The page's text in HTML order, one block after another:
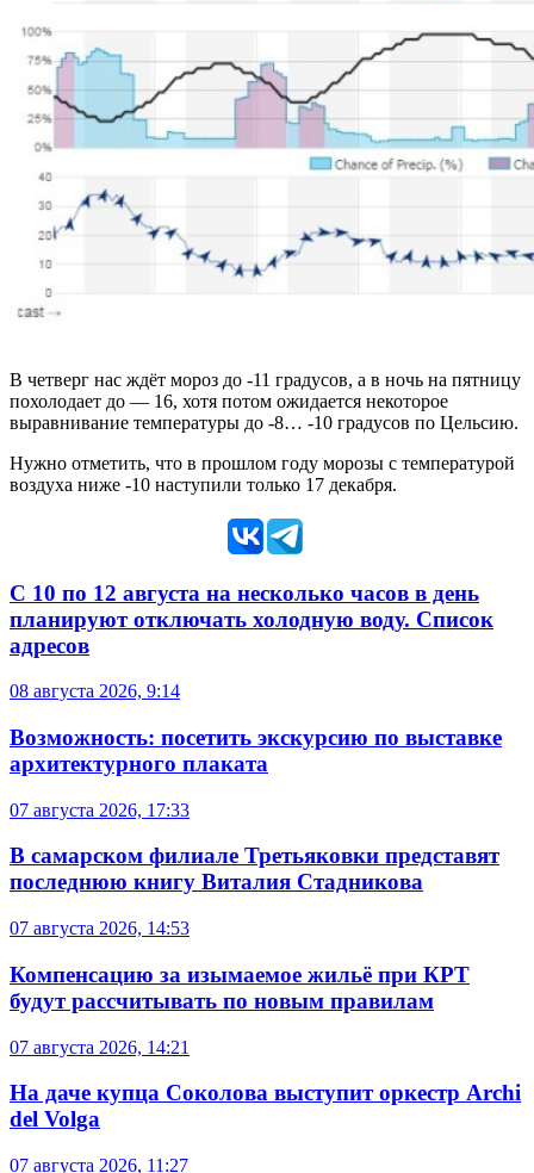
В четверг нас ждёт мороз до -11 градусов, а в ночь на пятницу
похолодает до — 16, хотя потом ожидается некоторое
выравнивание температуры до -8… -10 градусов по Цельсию.
Нужно отметить, что в прошлом году морозы с температурой
воздуха ниже -10 наступили только 17 декабря.
С 10 по 12 августа на несколько часов в день
планируют отключать холодную воду. Список
адресов
08 августа 2026, 9:14
Возможность: посетить экскурсию по выставке
архитектурного плаката
07 августа 2026, 17:33
В самарском филиале Третьяковки представят
последнюю книгу Виталия Стадникова
07 августа 2026, 14:53
Компенсацию за изымаемое жильё при КРТ
будут рассчитывать по новым правилам
07 августа 2026, 14:21
На даче купца Соколова выступит оркестр Archi
del Volga
07 августа 2026, 11:27